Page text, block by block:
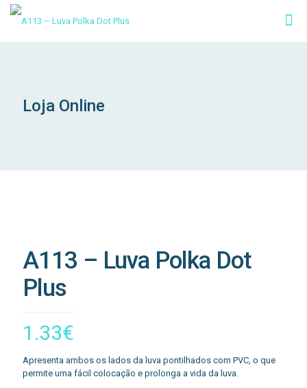
Loja Online
A113 – Luva Polka Dot
Plus
1.33€
Apresenta ambos os lados da luva pontilhados com PVC, o que
permite uma fácil colocação e prolonga a vida da luva.